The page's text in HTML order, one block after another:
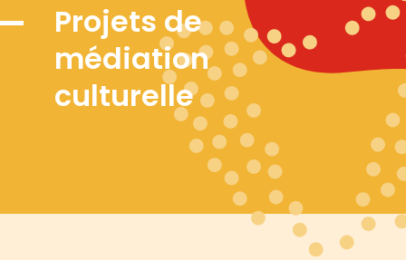
Projets de
médiation
culturelle